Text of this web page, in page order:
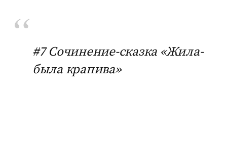
#7 Сочинение-сказка «Жила-
была крапива»